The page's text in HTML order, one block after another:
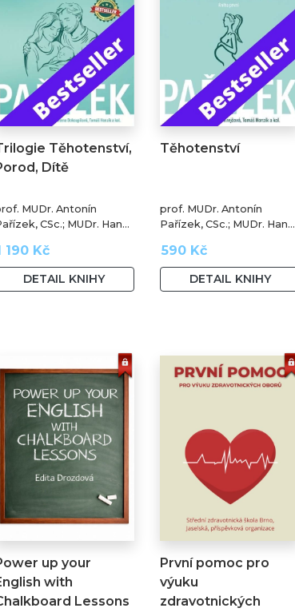
Těhotenství,
Dítě
MUDr. Antonín
CSc.; MUDr. Hana
Dokoupilová; prof.
Tomáš Honzík,
Ph.D. a kol.
190 Kč
DETAIL KNIHY
Těhotenství
prof. MUDr. Antonín
Pařízek, CSc.; MUDr. Hana
MUDr. Tomáš Honzík,
Ph.D. a kol.
590 Kč
DETAIL KNIHY
up your
with
Lessons
První pomoc pro
výuku
zdravotnických